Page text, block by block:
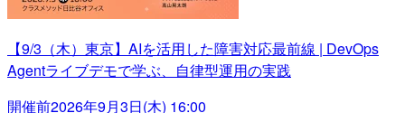
【9/3（木）東京】AIを活用した障害対応最前線 | DevOps
Agentライブデモで学ぶ、自律型運用の実践
開催前2026年9月3日(木) 16:00